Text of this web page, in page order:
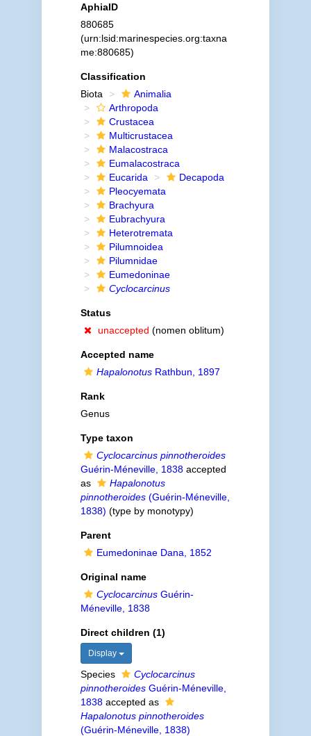
AphiaID
880685
(urn:lsid:marinespecies.org:taxna
me:880685)
Classification
Biota
Animalia
Arthropoda
Crustacea
Multicrustacea
Malacostraca
Eumalacostraca
Eucarida
Decapoda
Pleocyemata
Brachyura
Eubrachyura
Heterotremata
Pilumnoidea
Pilumnidae
Eumedoninae
Cyclocarcinus
Status
unaccepted (nomen oblitum)
Accepted name
HapalonotusRathbun, 1897
Rank
Genus
Type taxon
Cyclocarcinus pinnotheroides
Guérin-Méneville, 1838accepted
as
Hapalonotus
pinnotheroides(Guérin-Méneville,
1838) (type by monotypy)
Parent
Eumedoninae Dana, 1852
Original name
CyclocarcinusGuérin-
Méneville, 1838
Direct children (1)
Display
Species
Cyclocarcinus
pinnotheroidesGuérin-Méneville,
1838accepted as
Hapalonotus pinnotheroides
(Guérin-Méneville, 1838)